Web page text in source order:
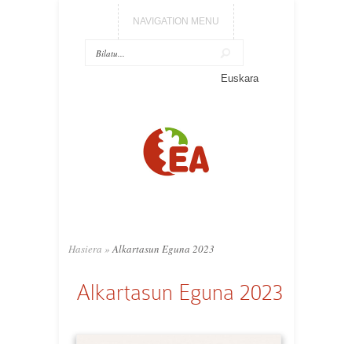
NAVIGATION MENU
Euskara
Hasiera » Alkartasun Eguna 2023
Alkartasun Eguna 2023